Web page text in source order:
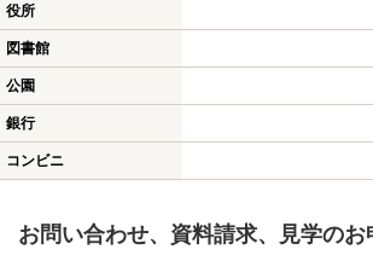
役所
図書館
公園
銀行
コンビニ
お問い合わせ、資料請求、見学の